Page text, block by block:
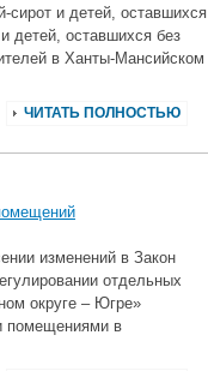
сирот и детей, оставшихся
детей, оставшихся без
в Ханты-Мансийском
ЧИТАТЬ ПОЛНОСТЬЮ
изменений в Закон
отдельных
округе – Югре»
помещениями в